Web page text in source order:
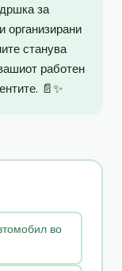
за
организирани
станува
работен
📄✨
во